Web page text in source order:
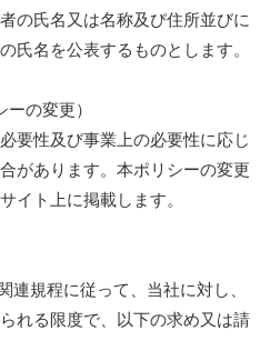
の氏名又は名称及び住所並びに
氏名を公表するものとします。
の変更）
要性及び事業上の必要性に応じ
があります。本ポリシーの変更
イト上に掲載します。
連規程に従って、当社に対し、
れる限度で、以下の求め又は請